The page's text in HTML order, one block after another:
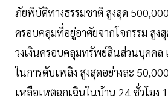
ภัยพิบัติทางธรรมชาติ สูงสุด
ครอบคลุมที่อยู่อาศัยจากโจกรรม สูง
วงเงินครอบคลุมทรัพย์สินส่วนบุคคล
ในการดับเพลิง สูงสุดอย่างละ
เหลือเหตุฉุกเฉินในบ้าน 24 ชั่วโมง